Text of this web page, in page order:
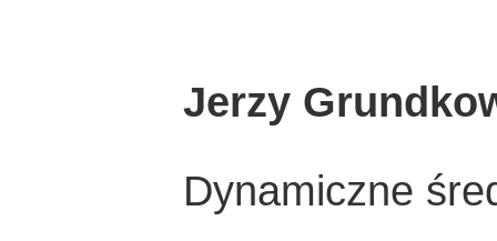
Jerzy
Dynamiczne